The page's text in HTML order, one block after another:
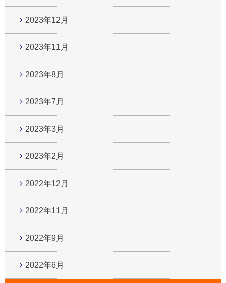
2023年12月
2023年11月
2023年8月
2023年7月
2023年3月
2023年2月
2022年12月
2022年11月
2022年9月
2022年6月